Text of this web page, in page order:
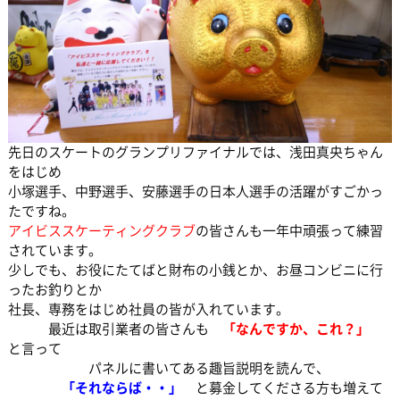
先日のスケートのグランプリファイナルでは、浅田真央ちゃん
をはじめ
小塚選手、中野選手、安藤選手の日本人選手の活躍がすごかっ
たですね。
アイビススケーティングクラブの皆さんも一年中頑張って練習
されています。
少しでも、お役にたてばと財布の小銭とか、お昼コンビニに行
ったお釣りとか
社長、専務をはじめ社員の皆が入れています。
最近は取引業者の皆さんも
「なんですか、これ？」
と言って
パネルに書いてある趣旨説明を読んで、
「それならば・・」
と募金してくださる方も増えて